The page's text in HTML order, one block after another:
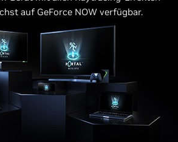
auf GeForce NOW verfügbar.